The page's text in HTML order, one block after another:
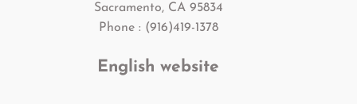
Sacramento, CA 95834
Phone : (916)419-1378
English website